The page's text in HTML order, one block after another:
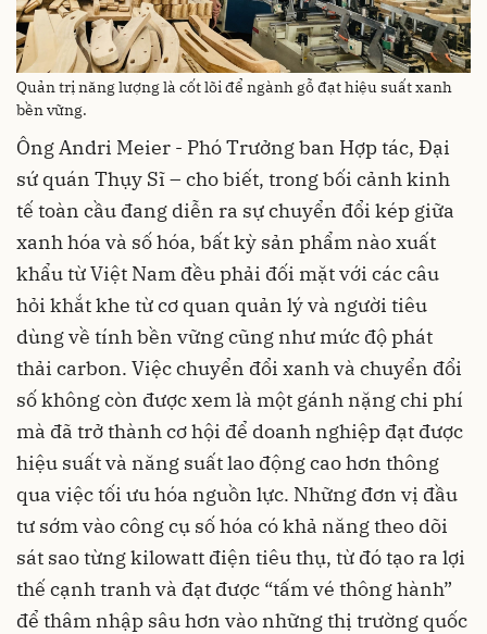
Quản trị năng lượng là cốt lõi để ngành gỗ đạt hiệu suất xanh
bền vững.
Ông Andri Meier - Phó Trưởng ban Hợp tác, Đại
sứ quán Thụy Sĩ – cho biết, trong bối cảnh kinh
tế toàn cầu đang diễn ra sự chuyển đổi kép giữa
xanh hóa và số hóa, bất kỳ sản phẩm nào xuất
khẩu từ Việt Nam đều phải đối mặt với các câu
hỏi khắt khe từ cơ quan quản lý và người tiêu
dùng về tính bền vững cũng như mức độ phát
thải carbon. Việc chuyển đổi xanh và chuyển đổi
số không còn được xem là một gánh nặng chi phí
mà đã trở thành cơ hội để doanh nghiệp đạt được
hiệu suất và năng suất lao động cao hơn thông
qua việc tối ưu hóa nguồn lực. Những đơn vị đầu
tư sớm vào công cụ số hóa có khả năng theo dõi
sát sao từng kilowatt điện tiêu thụ, từ đó tạo ra lợi
thế cạnh tranh và đạt được “tấm vé thông hành”
để thâm nhập sâu hơn vào những thị trường quốc